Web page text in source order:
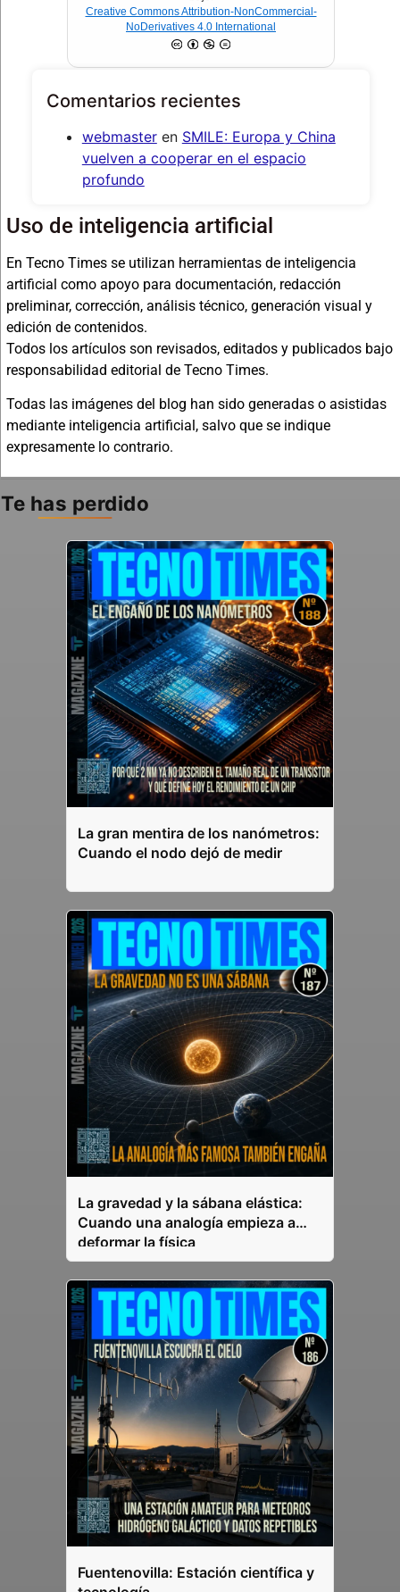
Creative Commons Attribution-NonCommercial-
NoDerivatives 4.0 International
Comentarios recientes
webmasteren SMILE: Europa y China
vuelven a cooperar en el espacio
profundo
Uso de inteligencia artificial
En Tecno Times se utilizan herramientas de inteligencia
artificial como apoyo para documentación, redacción
preliminar, corrección, análisis técnico, generación visual y
edición de contenidos.
Todos los artículos son revisados, editados y publicados bajo
responsabilidad editorial de Tecno Times.
Todas las imágenes del blog han sido generadas o asistidas
mediante inteligencia artificial, salvo que se indique
expresamente lo contrario.
Te has perdido
La gran mentira de los nanómetros:
Cuando el nodo dejó de medir
La gravedad y la sábana elástica:
Cuando una analogía empieza a
deformar la física
Fuentenovilla: Estación científica y